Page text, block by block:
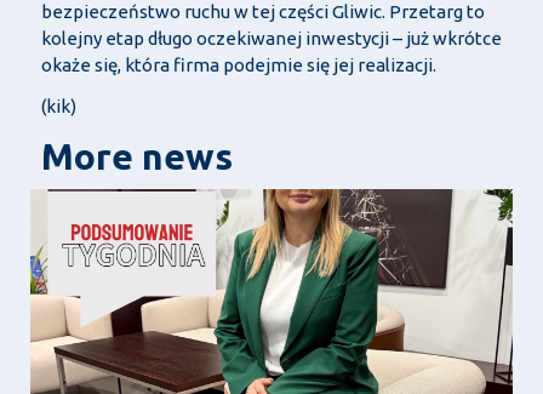
bezpieczeństwo ruchu w tej części Gliwic. Przetarg to
kolejny etap długo oczekiwanej inwestycji – już wkrótce
okaże się, która firma podejmie się jej realizacji.
(kik)
More news